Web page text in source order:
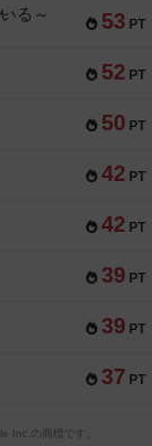
53 PT
る～
52 PT
50 PT
42 PT
42 PT
39 PT
39 PT
37 PT
Inc.の商標です。